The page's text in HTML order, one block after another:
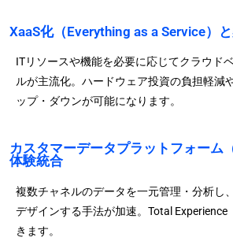
XaaS化（Everything as a Service）
ITリソースや機能を必要に応じてクラウド
ルが主流化。ハードウェア投資の負担軽減
ップ・ダウンが可能になります。
カスタマーデータプラットフォーム
体験統合
複数チャネルのデータを一元管理・分析し
デザインする手法が加速。Total Experience
きます。